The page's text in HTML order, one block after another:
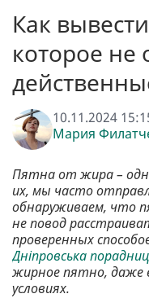
Как
которое не
10.11.2024
Мария
Пятна от жира –
их, мы часто
обнаруживаем, что
не повод
проверенных
Дніпровська
жирное пятно, даже
условиях.